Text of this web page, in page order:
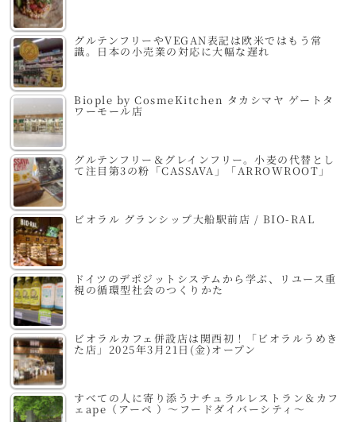
グルテンフリーやVEGAN表記は欧米ではもう常
識。日本の小売業の対応に大幅な遅れ
Biople by CosmeKitchen タカシマヤ ゲートタ
ワーモール店
グルテンフリー＆グレインフリー。小麦の代替とし
て注目第3の粉「CASSAVA」「ARROWROOT」
ビオラル グランシップ大船駅前店 / BIO-RAL
ドイツのデポジットシステムから学ぶ、リユース重
視の循環型社会のつくりかた
ビオラルカフェ併設店は関西初！「ビオラルうめき
た店」2025年3月21日(金)オープン
すべての人に寄り添うナチュラルレストラン＆カフ
ェape（アーペ ）～フードダイバーシティ～